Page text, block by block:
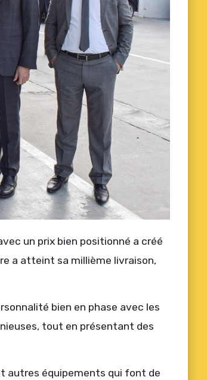
un prix bien positionné a créé
a atteint sa millième livraison,
bien en phase avec les
tout en présentant des
autres équipements qui font de